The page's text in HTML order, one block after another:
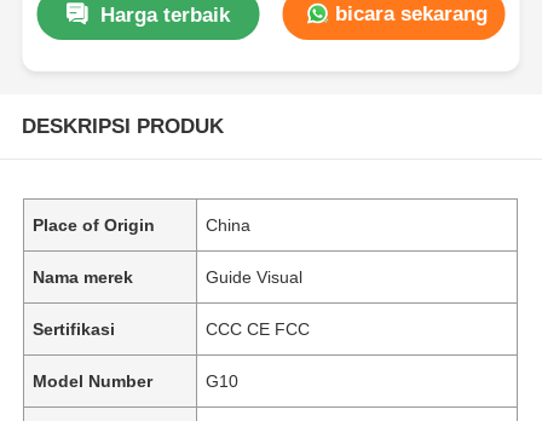
Harga terbaik bicara sekarang
DESKRIPSI PRODUK
Place of Origin China
Nama merek Guide Visual
Sertifikasi CCC CE FCC
Model Number G10